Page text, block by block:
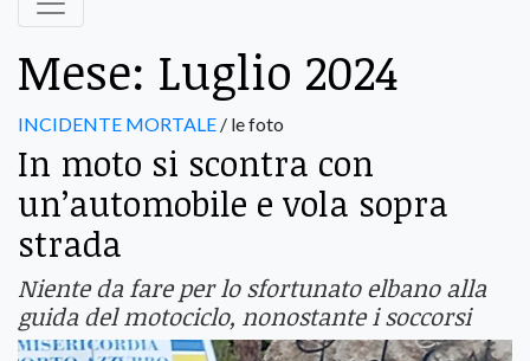
Mese: Luglio 2024
INCIDENTE MORTALE / le foto
In moto si scontra con
un’automobile e vola sopra
strada
Niente da fare per lo sfortunato elbano alla
guida del motociclo, nonostante i soccorsi